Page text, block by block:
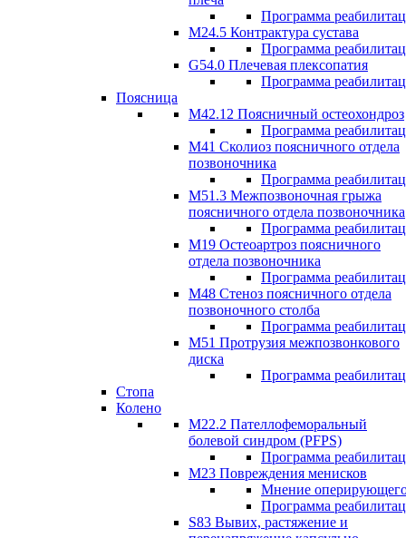
Программа
M24.5 Контрактура сустава
Программа
G54.0 Плечевая плексопатия
Программа
Поясница
М42.12 Поясничный остеохондроз
Программа
М41 Сколиоз поясничного отдела
позвоночника
Программа
M51.3 Межпозвоночная грыжа
поясничного отдела позвоночника
Программа
М19 Остеоартроз поясничного
отдела позвоночника
Программа
M48 Стеноз поясничного отдела
позвоночного столба
Программа
М51 Протрузия межпозвонкового
диска
Программа
Стопа
Колено
М22.2 Пателлофеморальный
болевой синдром (PFPS)
Программа
М23 Повреждения менисков
Мнение
Программа
S83 Вывих, растяжение и